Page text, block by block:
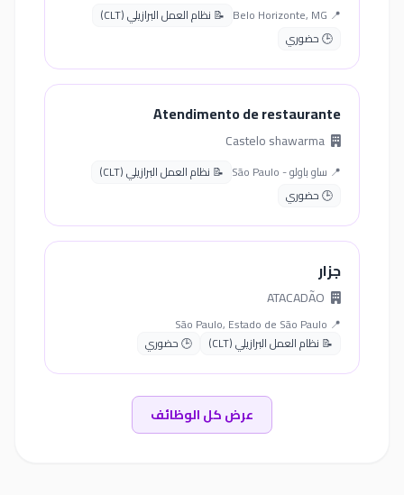
📍 Belo Horizonte, MG
📝 نظام العمل البرازيلي (CLT)
🕒 حضوري
Atendimento de restaurante
📍 ساو باولو - São Paulo
📝 نظام العمل البرازيلي (CLT)
🕒 حضوري
جزار
📍 São Paulo, Estado de São Paulo
📝 نظام العمل البرازيلي (CLT)
🕒 حضوري
عرض كل الوظائف